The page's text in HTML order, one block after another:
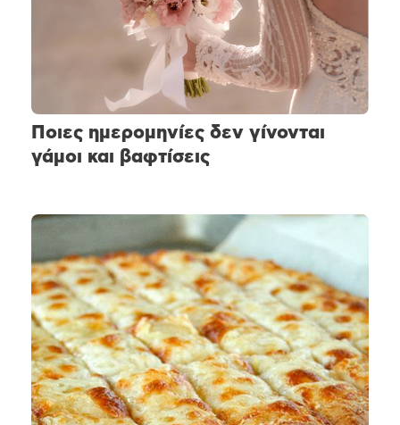
Ποιες ημερομηνίες δεν γίνονται
γάμοι και βαφτίσεις